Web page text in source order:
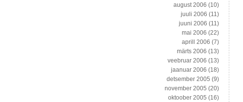
august 2006 (10)
juuli 2006 (11)
juuni 2006 (11)
mai 2006 (22)
aprill 2006 (7)
märts 2006 (13)
veebruar 2006 (13)
jaanuar 2006 (18)
detsember 2005 (9)
november 2005 (20)
oktoober 2005 (16)